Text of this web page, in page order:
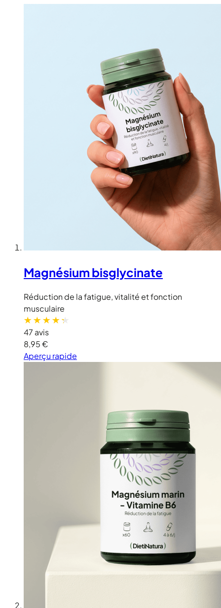
Magnésium bisglycinate
Réduction de la fatigue, vitalité et fonction
musculaire
47 avis
8,95 €
Aperçu rapide